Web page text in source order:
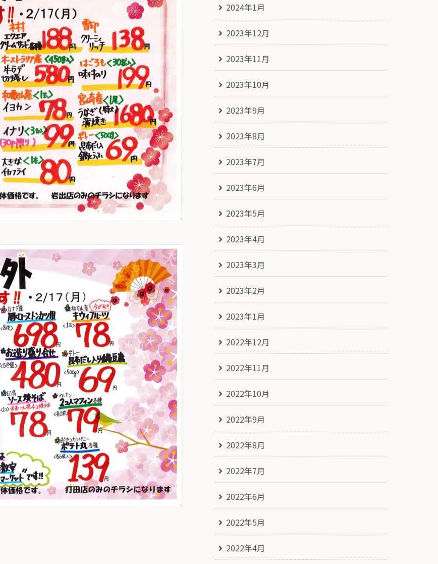
2024年1月
2023年12月
2023年11月
2023年10月
2023年9月
2023年8月
2023年7月
2023年6月
2023年5月
2023年4月
2023年3月
2023年2月
2023年1月
2022年12月
2022年11月
2022年10月
2022年9月
2022年8月
2022年7月
2022年6月
2022年5月
2022年4月